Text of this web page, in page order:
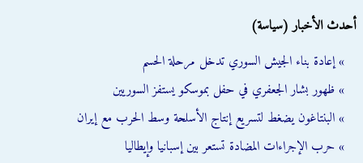
أحدث الأخبار (سياسة)
» إعادة بناء الجيش السوري تدخل مرحلة الحسم
» ظهور بشار الجعفري في حفل بموسكو يستفز السوريين
» البنتاغون يضغط لتسريع إنتاج الأسلحة وسط الحرب مع إيران
» حرب الإجراءات المضادة تستعر بين إسبانيا وإيطاليا